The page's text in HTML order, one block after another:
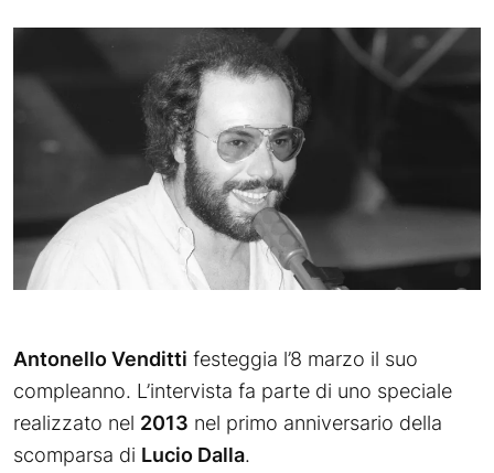
Antonello Venditti festeggia l’8 marzo il suo
compleanno. L’intervista fa parte di uno speciale
realizzato nel 2013 nel primo anniversario della
scomparsa di Lucio Dalla.